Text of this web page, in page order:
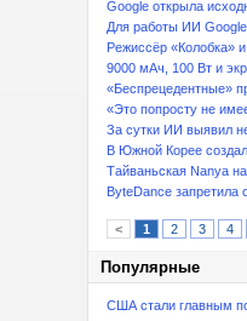
Google открыла
Для работы ИИ Google
Режиссёр «Колобка»
9000 мАч, 100 Вт и
«Беспрецедентные»
«Это попросту не
За сутки ИИ выявил
В Южной Корее
Тайваньская Nanya
ByteDance запретила
< 1 2 3 4
Популярные
США стали главным